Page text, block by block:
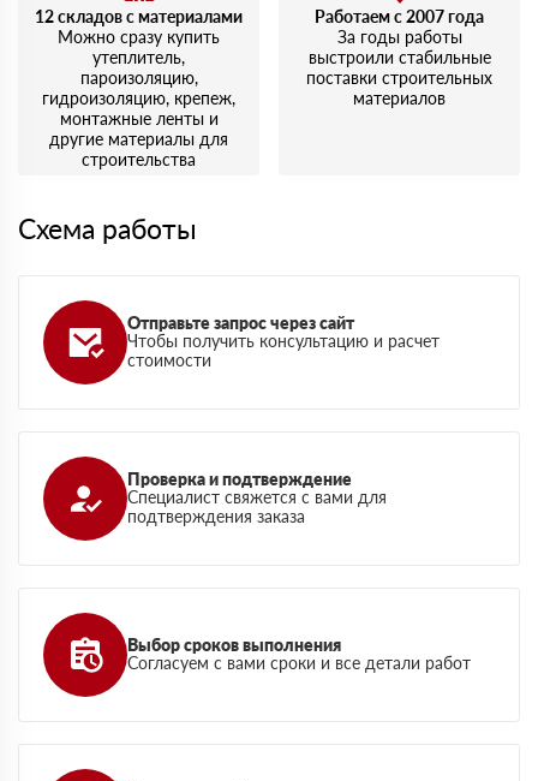
12 складов с материалами
Можно сразу купить
утеплитель,
пароизоляцию,
гидроизоляцию, крепеж,
монтажные ленты и
другие материалы для
строительства
Работаем с 2007 года
За годы работы
выстроили стабильные
поставки строительных
материалов
Схема работы
Отправьте запрос через сайт
Чтобы получить консультацию и расчет
стоимости
Проверка и подтверждение
Специалист свяжется с вами для
подтверждения заказа
Выбор сроков выполнения
Согласуем с вами сроки и все детали работ